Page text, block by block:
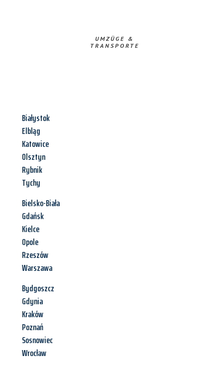
UMZÜGE &
TRANSPORTE
Białystok
Elbląg
Katowice
Olsztyn
Rybnik
Tychy
Bielsko-Biała
Gdańsk
Kielce
Opole
Rzeszów
Warszawa
Bydgoszcz
Gdynia
Kraków
Poznań
Sosnowiec
Wrocław